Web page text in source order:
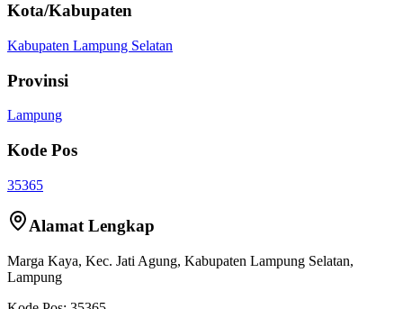
Kota/Kabupaten
Kabupaten Lampung Selatan
Provinsi
Lampung
Kode Pos
35365
Alamat Lengkap
Marga Kaya, Kec. Jati Agung, Kabupaten Lampung Selatan,
Lampung